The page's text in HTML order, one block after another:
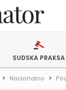
SUDSKA PRAKSA
> Nacionalno >